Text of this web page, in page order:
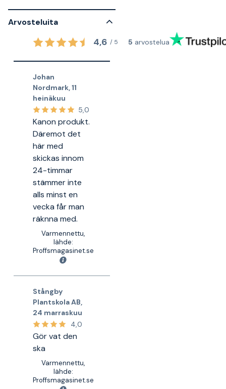
Arvosteluita
4,6 / 5 5 arvostelua
Johan
Nordmark,11
heinäkuu
5,0
Kanon produkt.
Däremot det
här med
skickas innom
24-timmar
stämmer inte
alls minst en
vecka får man
räknna med.
Varmennettu,
lähde:
Proffsmagasinet.se
Stångby
Plantskola AB,
24 marraskuu
4,0
Gör vat den
ska
Varmennettu,
lähde:
Proffsmagasinet.se